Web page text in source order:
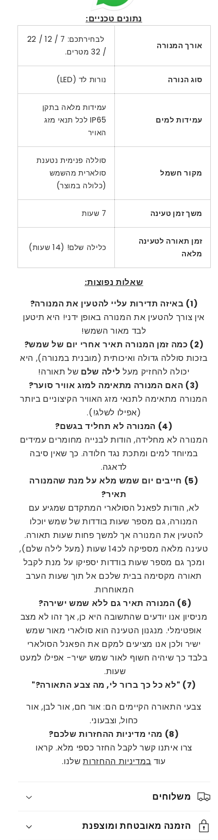
נתונים טכניים:
אורך המנורה
לבחירתכם: 7 / 12 / 22
/ 32 מטרים.
סוג הנורה נורות לד (LED)
עמידות למים
עמידות מלאה בתקן
IP65 לכל תנאי מזג
האויר
מקור חשמל
סוללה פנימית נטענת
סולארית מהשמש
(כלולה במוצר)
משך זמן טעינה 7 שעות
זמן תאורה לטעינה
מלאה
כלילה שלם! (14 שעות)
שאלות נפוצות:
(1) באיזה תדירות עליי להטעין את המנורה?
אין צורך להטעין את המנורה באופן ידני! היא תיטען
לבד מאור השמש!
(2) כמה זמן המנורה תאיר אחרי יום של שמש?
בזכות סוללה גדולה ואיכותית (מובנית במנורה), היא
יכולה להחזיק מעל לילה שלם של תאורה!
(3) האם המנורה מתאימה למזג אוויר סוער?
המנורה מתאימה לתנאי מזג האוויר הקיצוניים ביותר
(אפילו לשלג!).
(4) המנורה לא תחליד בגשם?
המנורה לא מחלידה, הודות לבנייה מחומרים עמידים
במיוחד למים ומתכת נגד חלודה. כך שאין סיבה
לדאגה.
(5) חייבים יום שמש מלא על מנת שהמנורה
תאיר?
לא, הודות לפאנל הסולארי המתקדם שמגיע עם
המנורה, גם מספר שעות בודדות של שמש יוכלו
להטעין את המנורה אך למשך פחות שעות תאורה.
טעינה מלאה מספיקה לכ14 שעות (מעל לילה שלם),
ומכך גם מספר שעות בודדות יספיקו על מנת לקבל
תאורה מקסימה בבית שלכם אל תוך שעות הערב
המאוחרות.
(6) המנורה תאיר גם ללא שמש ישירה?
מניסיון אנו יודעים שהתשובה היא כן, אך זהו לא מצב
אופטימלי. מנגנון הטעינה הוא סולארי מאור שמש
ישיר ולכן אנו מציעים למקם את הפאנל הסולארי
בלבד כך שיהיה חשוף לאור שמש ישיר- אפילו למעט
שעות.
(7) "לא כל כך ברור לי, מה צבע התאורה?"
צבעי התאורה הקיימים הם: אור חם, אור לבן, אור
כחול, וצבעוני.
(8) מהי מדיניות ההחזרות שלכם?
צרו איתנו קשר לקבל החזר כספי מלא. קראו
עוד במדיניות ההחזרותשלנו.
משלוחים
הזמנה מאובטחת ומוצפנת